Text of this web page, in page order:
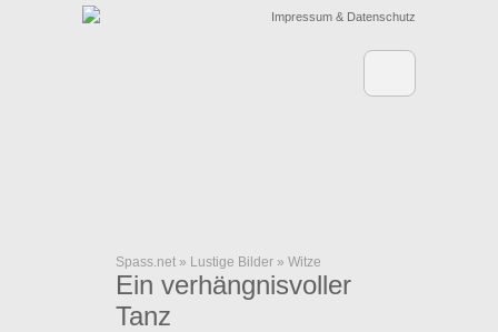
Impressum & Datenschutz
Spass.net » Lustige Bilder » Witze
Ein verhängnisvoller
Tanz